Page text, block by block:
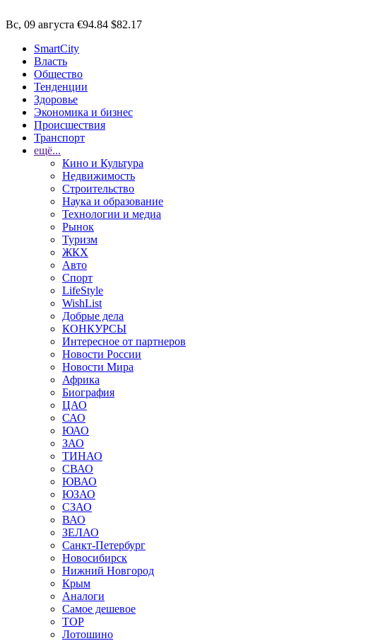
Вс, 09 августа €94.84 $82.17
SmartCity
Власть
Общество
Тенденции
Здоровье
Экономика и бизнес
Происшествия
Транспорт
ещё...
Кино и Культура
Недвижимость
Строительство
Наука и образование
Технологии и медиа
Рынок
Туризм
ЖКХ
Авто
Спорт
LifeStyle
WishList
Добрые дела
КОНКУРСЫ
Интересное от партнеров
Новости России
Новости Мира
Африка
Биография
ЦАО
САО
ЮАО
ЗАО
ТИНАО
СВАО
ЮВАО
ЮЗАО
СЗАО
ВАО
ЗЕЛАО
Санкт-Петербург
Новосибирск
Нижний Новгород
Крым
Аналоги
Самое дешевое
TOP
Лотошино